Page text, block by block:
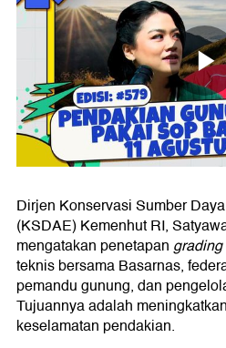
Dirjen Konservasi Sumber
(KSDAE) Kemenhut RI,
mengatakan penetapangrading
teknis bersama Basarnas,
pemandu gunung, dan
Tujuannya adalah
keselamatan pendakian.